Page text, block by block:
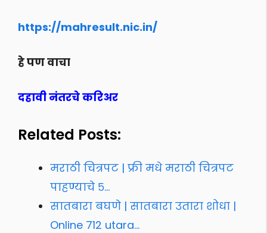
https://mahresult.nic.in/
हे पण वाचा
दहावी नंतरचे करिअर
Related Posts:
मराठी चित्रपट | फ्री मधे मराठी चित्रपट
पाहण्याचे ५…
सातबारा बघणे | सातबारा उतारा शोधा |
Online 712 utara…